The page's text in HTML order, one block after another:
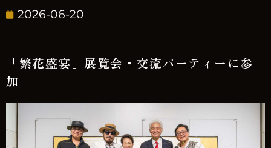
2026-06-20
「繁花盛宴」展覧会・交流パーティーに参
加